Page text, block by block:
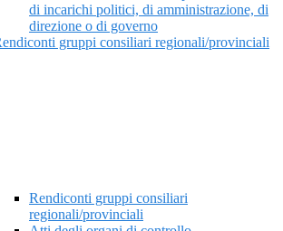
di incarichi politici, di amministrazione, di
direzione o di governo
gruppi consiliari regionali/provinciali
Rendiconti gruppi consiliari
regionali/provinciali